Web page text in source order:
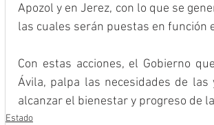
Apozol y en Jerez, con lo que se
las cuales serán puestas en función
Con estas acciones, el Gobierno
Ávila, palpa las necesidades de
alcanzar el bienestar y progreso de
Estado